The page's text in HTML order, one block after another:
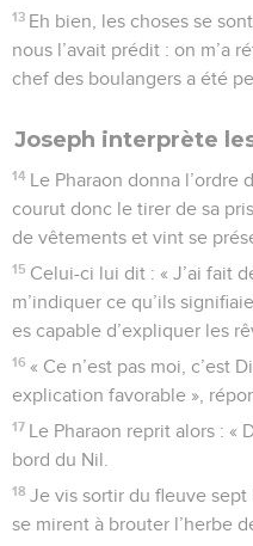
13 Eh bien, les choses se
nous l’avait prédit : on m’a
chef des boulangers a été
Joseph interprète
14 Le Pharaon donna l’ordre
courut donc le tirer de sa
de vêtements et vint se
15 Celui-ci lui dit : « J’ai fait
m’indiquer ce qu’ils
es capable d’expliquer les
16 « Ce n’est pas moi, c’est
explication favorable »,
17 Le Pharaon reprit alors : «
bord du Nil.
18 Je vis sortir du fleuve
se mirent à brouter l’herbe